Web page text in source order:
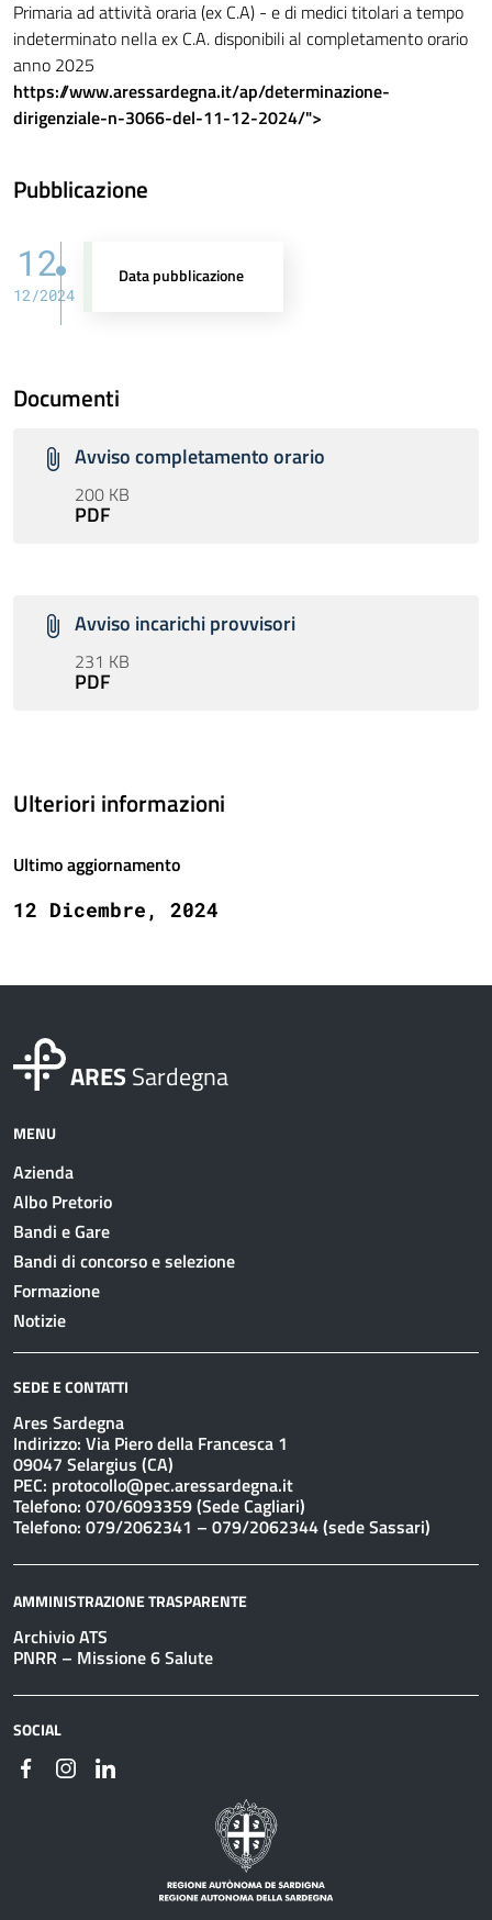
Primaria ad attività oraria (ex C.A) - e di medici titolari a tempo
indeterminato nella ex C.A. disponibili al completamento orario
anno 2025
https://www.aressardegna.it/ap/determinazione-
dirigenziale-n-3066-del-11-12-2024/">
Pubblicazione
12
12/2024
Data pubblicazione
Documenti
Avviso completamento orario
200 KB
PDF
Avviso incarichi provvisori
231 KB
PDF
Ulteriori informazioni
Ultimo aggiornamento
12 Dicembre, 2024
ARESSardegna
MENU
Azienda
Albo Pretorio
Bandi e Gare
Bandi di concorso e selezione
Formazione
Notizie
SEDE E CONTATTI
Ares Sardegna
Indirizzo: Via Piero della Francesca 1
09047 Selargius (CA)
PEC: protocollo@pec.aressardegna.it
Telefono: 070/6093359 (Sede Cagliari)
Telefono: 079/2062341 – 079/2062344 (sede Sassari)
AMMINISTRAZIONE TRASPARENTE
Archivio ATS
PNRR – Missione 6 Salute
SOCIAL